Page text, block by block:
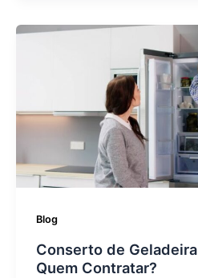
Blog
Conserto de
Quem Contratar?